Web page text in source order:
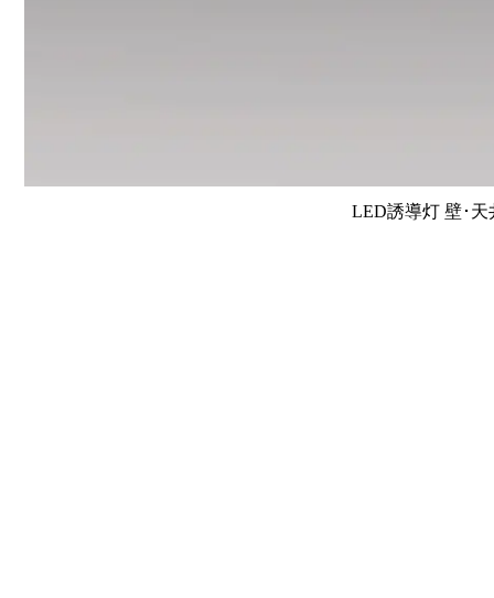
LED誘導灯 壁･